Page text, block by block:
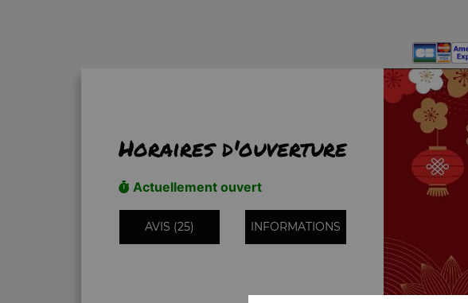
Horaires d'ouverture
Actuellement ouvert
AVIS (25) INFORMATIONS